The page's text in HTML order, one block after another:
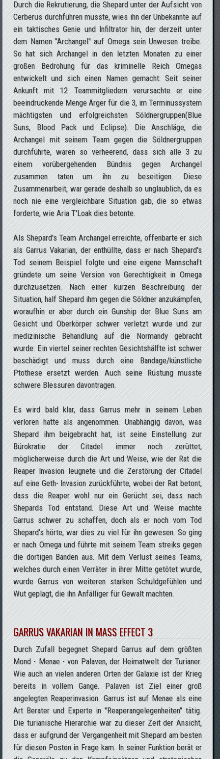
Durch die Rekrutierung, die Shepard unter der Aufsicht von
Cerberus durchführen musste, wies ihn der Unbekannte auf
ein taktisches Genie und Infiltrator hin, der derzeit unter
dem Namen "Archangel" auf Omega sein Unwesen treibe.
So hat sich Archangel in den letzten Monaten zu einer
großen Bedrohung für das kriminelle Reich Omegas
entwickelt und sich einen Namen gemacht: Seit seiner
Ankunft mit 12 Teammitgliedern verursachte er eine
beeindruckende Menge Ärger für die 3, im Terminussystem
mächtigsten und erfolgreichsten Söldnergruppen(Blue
Suns, Blood Pack und Eclipse). Die Anschläge, die
Archangel mit seinem Team gegen die Söldnergruppen
durchführte, waren so verheerend, dass sich alle 3 zu
einem vorübergehenden Bündnis gegen Archangel
zusammen taten um ihn zu beseitigen. Diese
Zusammenarbeit, war gerade deshalb so unglaublich, da es
noch nie eine vergleichbare Situation gab, die so etwas
forderte, wie Aria T'Loak dies betonte.
Als Shepard's Team Archangel erreichte, offenbarte er sich
als Garrus Vakarian, der enthüllte, dass er nach Shepard's
Tod seinem Beispiel folgte und eine eigene Mannschaft
gründete um seine Version von Gerechtigkeit in Omega
durchzusetzen. Nach einer kurzen Beschreibung der
Situation, half Shepard ihm gegen die Söldner anzukämpfen,
woraufhin er aber durch ein Gunship der Blue Suns am
Gesicht und Oberkörper schwer verletzt wurde und zur
medizinische Behandlung auf die Normandy gebracht
wurde: Ein viertel seiner rechten Gesichtshälfte ist schwer
beschädigt und muss durch eine Bandage/künstliche
Ptothese ersetzt werden. Auch seine Rüstung musste
schwere Blessuren davontragen.
Es wird bald klar, dass Garrus mehr in seinem Leben
verloren hatte als angenommen. Unabhängig davon, was
Shepard ihm beigebracht hat, ist seine Einstellung zur
Bürokratie der Citadel immer noch zerüttet,
möglicherweise durch die Art und Weise, wie der Rat die
Reaper Invasion leugnete und die Zerstörung der Citadel
auf eine Geth- Invasion zurückführte, wobei der Rat betont,
dass die Reaper wohl nur ein Gerücht sei, dass nach
Shepards Tod entstand. Diese Art und Weise machte
Garrus schwer zu schaffen, doch als er noch vom Tod
Shepard's hörte, war dies zu viel für ihn gewesen. So ging
er nach Omega und führte mit seinem Team streiks gegen
die dortigen Banden aus. Mit dem Verlust seines Teams,
welches durch einen Verräter in ihrer Mitte getötet wurde,
wurde Garrus von weiteren starken Schuldgefühlen und
Wut geplagt, die ihn Anfälliger für Gewalt machten.
GARRUS VAKARIAN IN MASS EFFECT 3
Durch Zufall begegnet Shepard Garrus auf dem größten
Mond - Menae - von Palaven, der Heimatwelt der Turianer.
Wie auch an vielen anderen Orten der Galaxie ist der Krieg
bereits in vollem Gange. Palaven ist Ziel einer groß
angelegten Reaperinvasion. Garrus ist auf Menae als eine
Art Berater und Experte in "Reaperangelegenheiten" tätig.
Die turianische Hierarchie war zu dieser Zeit der Ansicht,
dass er aufgrund der Vergangenheit mit Shepard am besten
für diesen Posten in Frage kam. In seiner Funktion berät er